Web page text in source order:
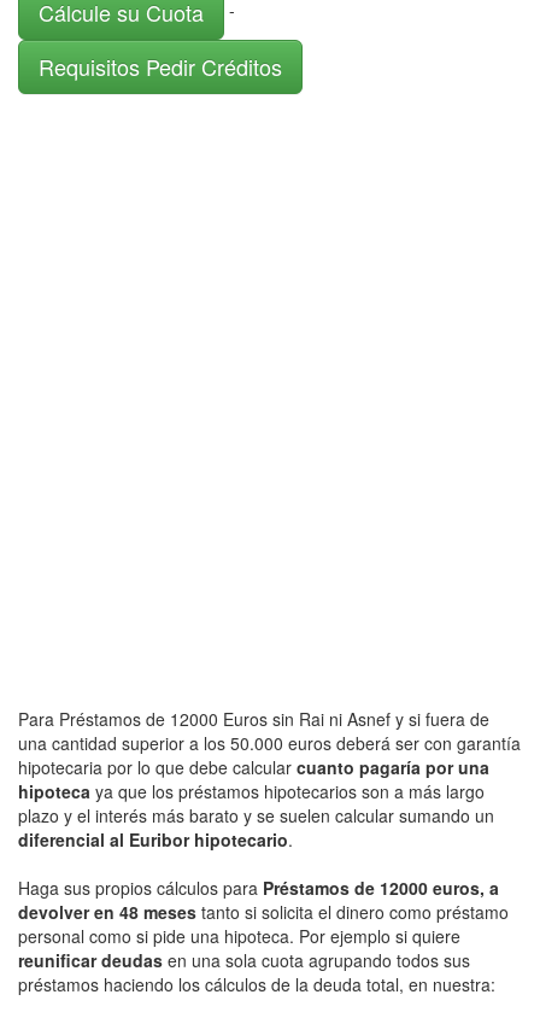
Cálcule su Cuota -
Requisitos Pedir Créditos
Para Préstamos de 12000 Euros sin Rai ni Asnef y si fuera de
una cantidad superior a los 50.000 euros deberá ser con garantía
hipotecaria por lo que debe calcular cuanto pagaría por una
hipoteca ya que los préstamos hipotecarios son a más largo
plazo y el interés más barato y se suelen calcular sumando un
diferencial al Euribor hipotecario.
Haga sus propios cálculos para Préstamos de 12000 euros, a
devolver en 48 meses tanto si solicita el dinero como préstamo
personal como si pide una hipoteca. Por ejemplo si quiere
reunificar deudas en una sola cuota agrupando todos sus
préstamos haciendo los cálculos de la deuda total, en nuestra: